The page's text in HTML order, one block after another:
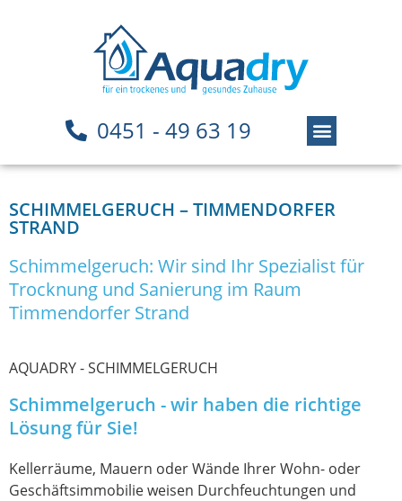
0451 - 49 63 19
SCHIMMELGERUCH – TIMMENDORFER
STRAND
Schimmelgeruch: Wir sind Ihr Spezialist für
Trocknung und Sanierung im Raum
Timmendorfer Strand
AQUADRY - SCHIMMELGERUCH
Schimmelgeruch - wir haben die richtige
Lösung für Sie!
Kellerräume, Mauern oder Wände Ihrer Wohn- oder
Geschäftsimmobilie weisen Durchfeuchtungen und